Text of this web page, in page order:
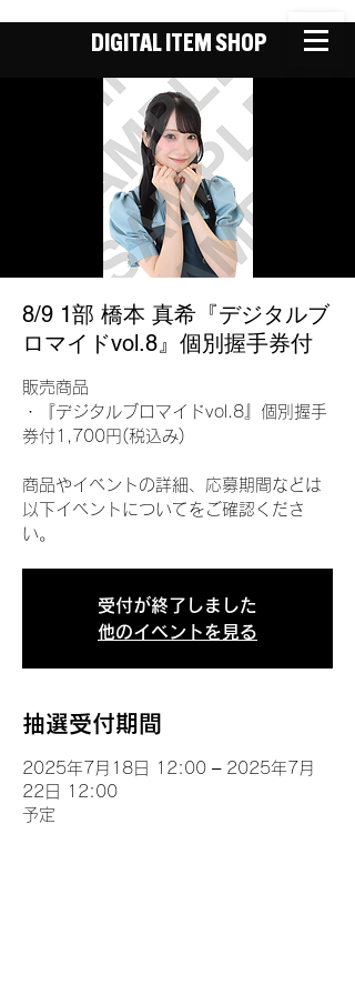
DIGITAL ITEM SHOP
8/9 1部 橋本 真希『デジタルブ
ロマイドvol.8』個別握手券付
販売商品
・『デジタルブロマイドvol.8』個別握手
券付1,700円(税込み)
商品やイベントの詳細、応募期間などは
以下イベントについてをご確認くださ
い。
受付が終了しました
他のイベントを見る
抽選受付期間
2025年7月18日 12:00 – 2025年7月
22日 12:00
予定